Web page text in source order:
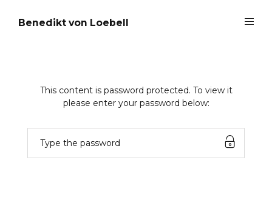
Benedikt von Loebell
This content is password protected. To view it
please enter your password below: